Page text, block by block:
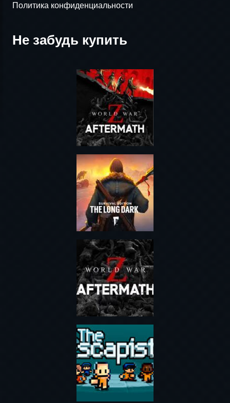
Политика конфиденциальности
Не забудь купить